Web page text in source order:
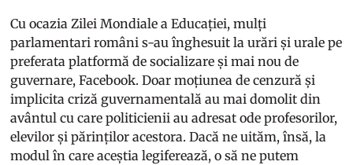
Cu ocazia Zilei Mondiale a Educației, mulți
parlamentari români s-au înghesuit la urări și urale pe
preferata platformă de socializare și mai nou de
guvernare, Facebook. Doar moțiunea de cenzură și
implicita criză guvernamentală au mai domolit din
avântul cu care politicienii au adresat ode profesorilor,
elevilor și părinților acestora. Dacă ne uităm, însă, la
modul în care aceștia legiferează, o să ne putem